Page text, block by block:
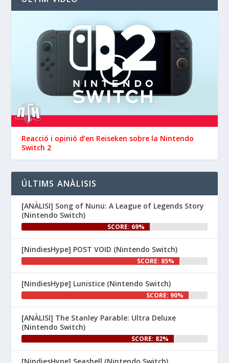
3
Nintenhype.Cat @nintenhype.cat
1m
📅 Devil May Cry V,
Wanderstop, Citizen Sleeper 2,
i molt més, aquesta setmana a
la Nintendo eShop de
#NintendoSwitch2
#NintendoSwitch.
👉
1
Nintenhype.Cat @nintenhype.cat
⋅
1m
El món dels videojocs: ⚡🔥💥💀
Nintendo:
Reacció i opinió d’en ‪Reiseken‬ sobre la Nintendo
Switch 2
ÚLTIMS ANÀLISIS
[ANÀLISI] Song of Nunu: A League of Legends Story
(Nintendo Switch)
SCORE: 69%
[NindiesHype] POST VOID (Nintendo Switch)
SCORE: 85%
[NindiesHype] Lunistice (Nintendo Switch)
SCORE: 90%
[ANÀLISI] The Stanley Parable: Ultra Deluxe
(Nintendo Switch)
SCORE: 82%